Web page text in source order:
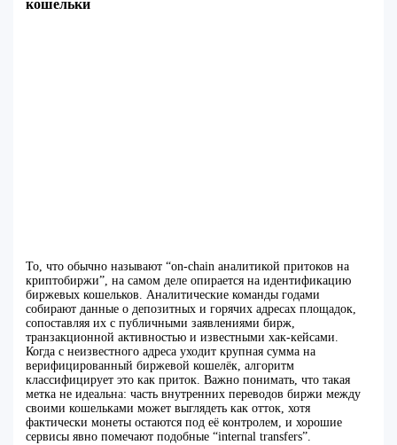
кошельки
То, что обычно называют “on-chain аналитикой притоков на
криптобиржи”, на самом деле опирается на идентификацию
биржевых кошельков. Аналитические команды годами
собирают данные о депозитных и горячих адресах площадок,
сопоставляя их с публичными заявлениями бирж,
транзакционной активностью и известными хак‑кейсами.
Когда с неизвестного адреса уходит крупная сумма на
верифицированный биржевой кошелёк, алгоритм
классифицирует это как приток. Важно понимать, что такая
метка не идеальна: часть внутренних переводов биржи между
своими кошельками может выглядеть как отток, хотя
фактически монеты остаются под её контролем, и хорошие
сервисы явно помечают подобные “internal transfers”.